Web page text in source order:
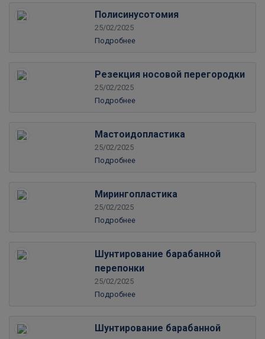
Полисинусотомия
25/02/2025
Подробнее
Резекция носовой перегородки
25/02/2025
Подробнее
Мастоидопластика
25/02/2025
Подробнее
Мирингопластика
25/02/2025
Подробнее
Шунтирование барабанной
перепонки
25/02/2025
Подробнее
Шунтирование барабанной